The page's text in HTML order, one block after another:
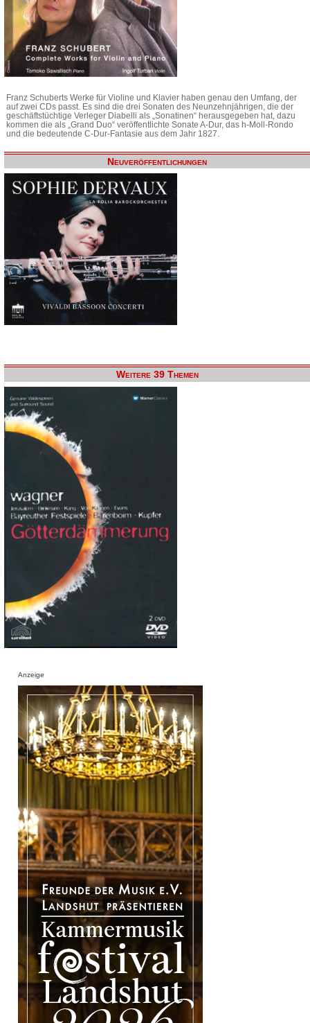
Franz Schuberts Werke für Violine und Klavier haben genau den Umfang, der
auf zwei CDs passt. Es sind die drei Sonaten des Neunzehnjährigen, die der
geschäftstüchtige Verleger Diabelli als „Sonatinen“ herausgegeben hat, dazu
kommen die als „Grand Duo“ veröffentlichte Sonate A-Dur, das h-Moll-Rondo
und die bedeutende C-Dur-Fantasie aus dem Jahr 1827.
Neuveröffentlichungen
Weitere 39 Themen
Anzeige